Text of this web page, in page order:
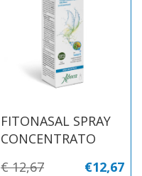
FITONASAL SPRAY
CONCENTRATO
€12,67
€ 12,67